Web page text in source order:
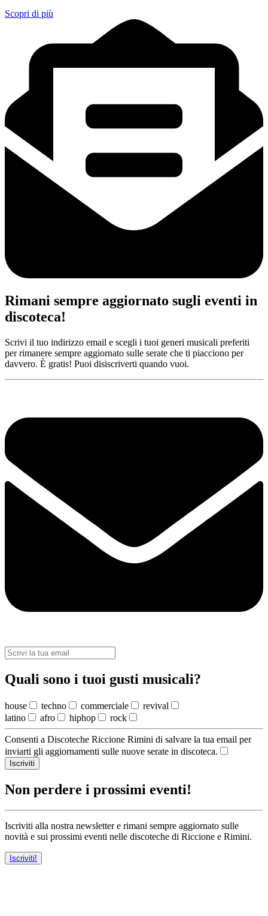
Scopri di più
Rimani sempre aggiornato sugli eventi in
discoteca!
Scrivi il tuo indirizzo email e scegli i tuoi generi musicali preferiti
per rimanere sempre aggiornato sulle serate che ti piacciono per
davvero. È gratis! Puoi disiscriverti quando vuoi.
Quali sono i tuoi gusti musicali?
house techno commerciale
revival
latino
afro hiphop rock
Consenti a Discoteche Riccione Rimini di salvare la tua email per
inviarti gli aggiornamenti sulle nuove serate in discoteca.
Iscriviti
Non perdere i prossimi eventi!
Iscriviti alla nostra newsletter e rimani sempre aggiornato sulle
novità e sui prossimi eventi nelle discoteche di Riccione e Rimini.
Iscriviti!